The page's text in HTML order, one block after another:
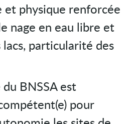
et physique renforcée
nage en eau libre et
lacs, particularité des
BNSSA est
pour